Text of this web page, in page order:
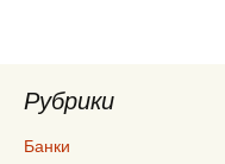
Рубрики
Банки